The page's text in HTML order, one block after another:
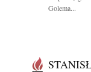
Golema...